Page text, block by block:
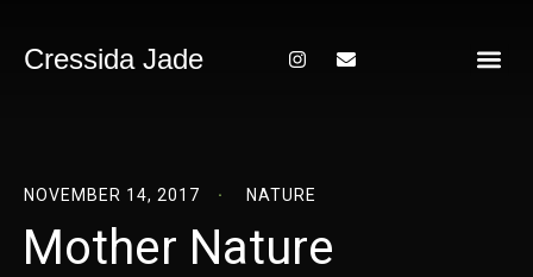
Cressida Jade
NOVEMBER 14, 2017 NATURE
Mother Nature